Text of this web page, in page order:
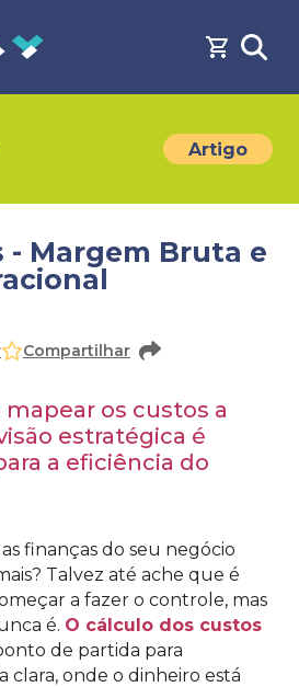
Artigo
- Margem Bruta e
Compartilhar
os custos a
estratégica é
a eficiência do
finanças do seu negócio
Talvez até ache que é
a fazer o controle, mas
é. O cálculo dos custos
de partida para
clara, onde o dinheiro está